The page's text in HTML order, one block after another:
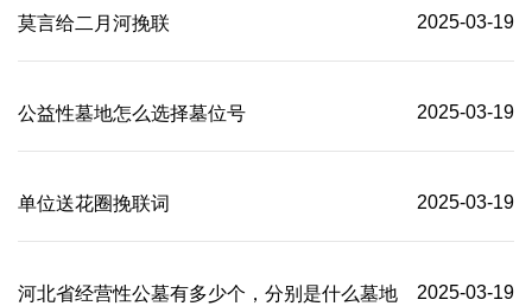
莫言给二月河挽联 2025-03-19
公益性墓地怎么选择墓位号 2025-03-19
单位送花圈挽联词 2025-03-19
河北省经营性公墓有多少个，分别是什么墓地 2025-03-19